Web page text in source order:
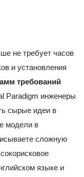
не требует часов
и установления
требований
Paradigm инженеры
сырые идеи в
модели в
сложную
языке и